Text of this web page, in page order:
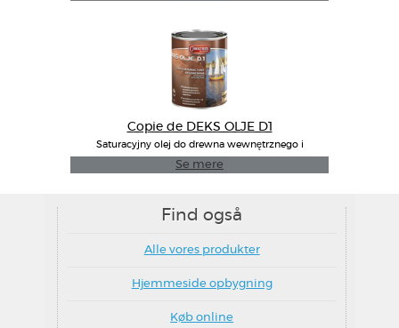
Copie de DEKS OLJE D1
Saturacyjny olej do drewna wewnętrznego i
zewnętrnego
Se mere
Find også
Alle vores produkter
Hjemmeside opbygning
Køb online